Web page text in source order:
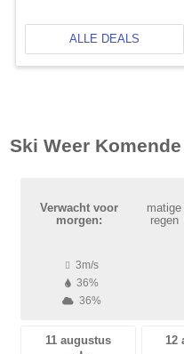
ALLE DEALS
Ski Weer
Verwacht voor
morgen:
matige
regen
3m/s
36%
36%
11 augustus 12